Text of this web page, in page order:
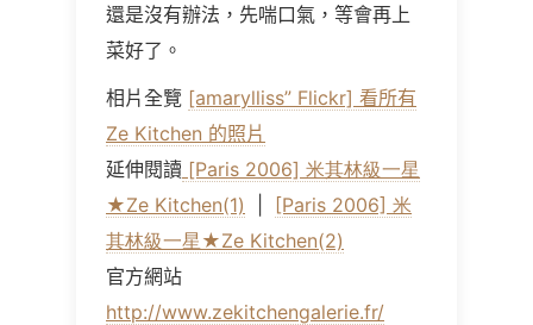
還是沒有辦法，先喘口氣，等會再上
菜好了。
相片全覽 [amarylliss” Flickr] 看所有
Ze Kitchen 的照片
延伸閱讀 [Paris 2006] 米其林級一星
★Ze Kitchen(1)
[Paris 2006] 米
其林級一星★Ze Kitchen(2)
官方網站
http://www.zekitchengalerie.fr/